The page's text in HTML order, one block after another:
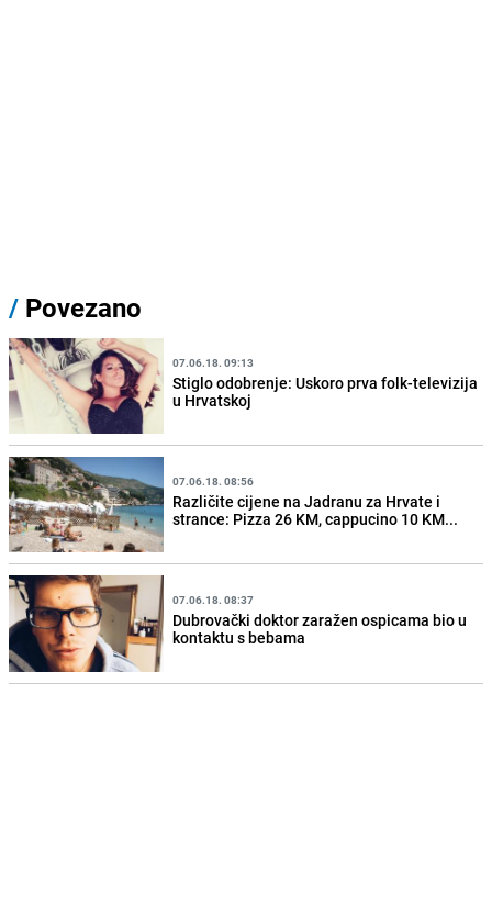
/ Povezano
07.06.18. 09:13
Stiglo odobrenje: Uskoro prva folk-televizija
u Hrvatskoj
07.06.18. 08:56
Različite cijene na Jadranu za Hrvate i
strance: Pizza 26 KM, cappucino 10 KM...
07.06.18. 08:37
Dubrovački doktor zaražen ospicama bio u
kontaktu s bebama